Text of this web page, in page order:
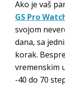
Ako je vaš
GS Pro
svojom
dana, sa
korak.
vremenskim
-40 do 70